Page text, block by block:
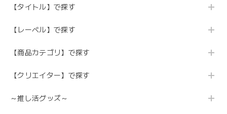
【タイトル】で探す
【レーベル】で探す
【商品カテゴリ】で探す
【クリエイター】で探す
～推し活グッズ～